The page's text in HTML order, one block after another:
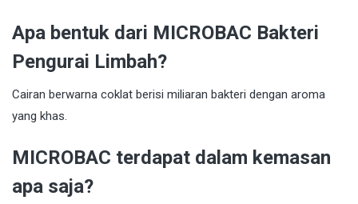
Apa bentuk dari MICROBAC Bakteri
Pengurai Limbah?
Cairan berwarna coklat berisi miliaran bakteri dengan aroma
yang khas.
MICROBAC terdapat dalam kemasan
apa saja?